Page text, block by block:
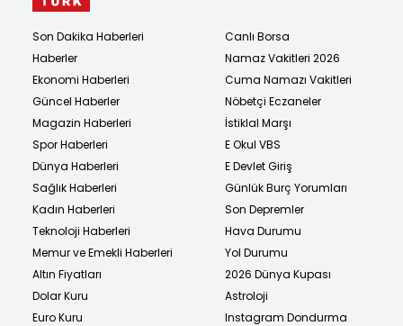
Son Dakika Haberleri
Haberler
Ekonomi Haberleri
Güncel Haberler
Magazin Haberleri
Spor Haberleri
Dünya Haberleri
Sağlık Haberleri
Kadın Haberleri
Teknoloji Haberleri
Memur ve Emekli Haberleri
Altın Fiyatları
Dolar Kuru
Euro Kuru
Canlı Borsa
Namaz Vakitleri 2026
Cuma Namazı Vakitleri
Nöbetçi Eczaneler
İstiklal Marşı
E Okul VBS
E Devlet Giriş
Günlük Burç Yorumları
Son Depremler
Hava Durumu
Yol Durumu
2026 Dünya Kupası
Astroloji
Instagram Dondurma